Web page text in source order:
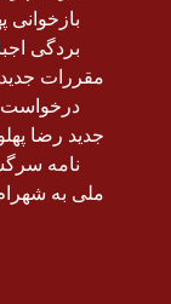
بردگی
مقررات
درخواست
جدید رضا
نامه
ملی به